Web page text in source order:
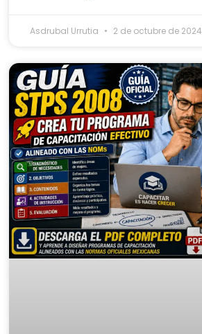
Asdrubal Urrutia 2 de octubre de 2024